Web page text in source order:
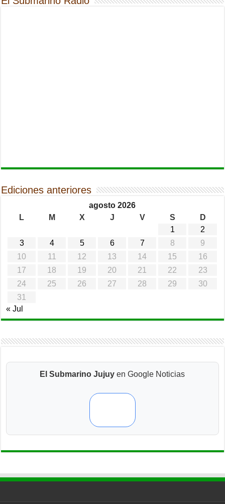
Ediciones anteriores
agosto 2026
L
M X J V S
D
1
2
3
4 5 6 7 8
9
10
11 12 13 14 15
16
17
18 19 20 21 22
23
24
25 26 27 28 29
30
31
« Jul
El Submarino Jujuy en Google Noticias